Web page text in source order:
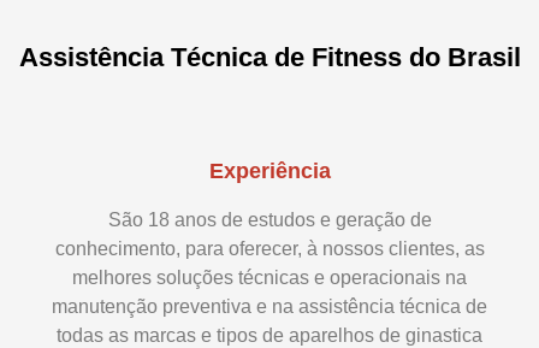
Assistência Técnica de Fitness do Brasil
Experiência
São 18 anos de estudos e geração de
conhecimento, para oferecer, à nossos clientes, as
melhores soluções técnicas e operacionais na
manutenção preventiva e na assistência técnica de
todas as marcas e tipos de aparelhos de ginastica